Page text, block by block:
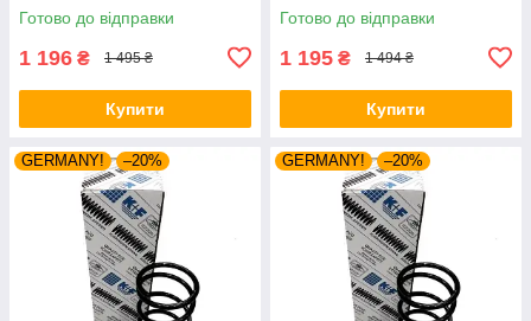
К+Ф Німеччина
Готово до відправки
1 196 ₴ 1 495 ₴
Купити
997224. К+Ф Німеччина
Готово до відправки
1 195 ₴ 1 494 ₴
Купити
GERMANY! –20% GERMANY! –20%